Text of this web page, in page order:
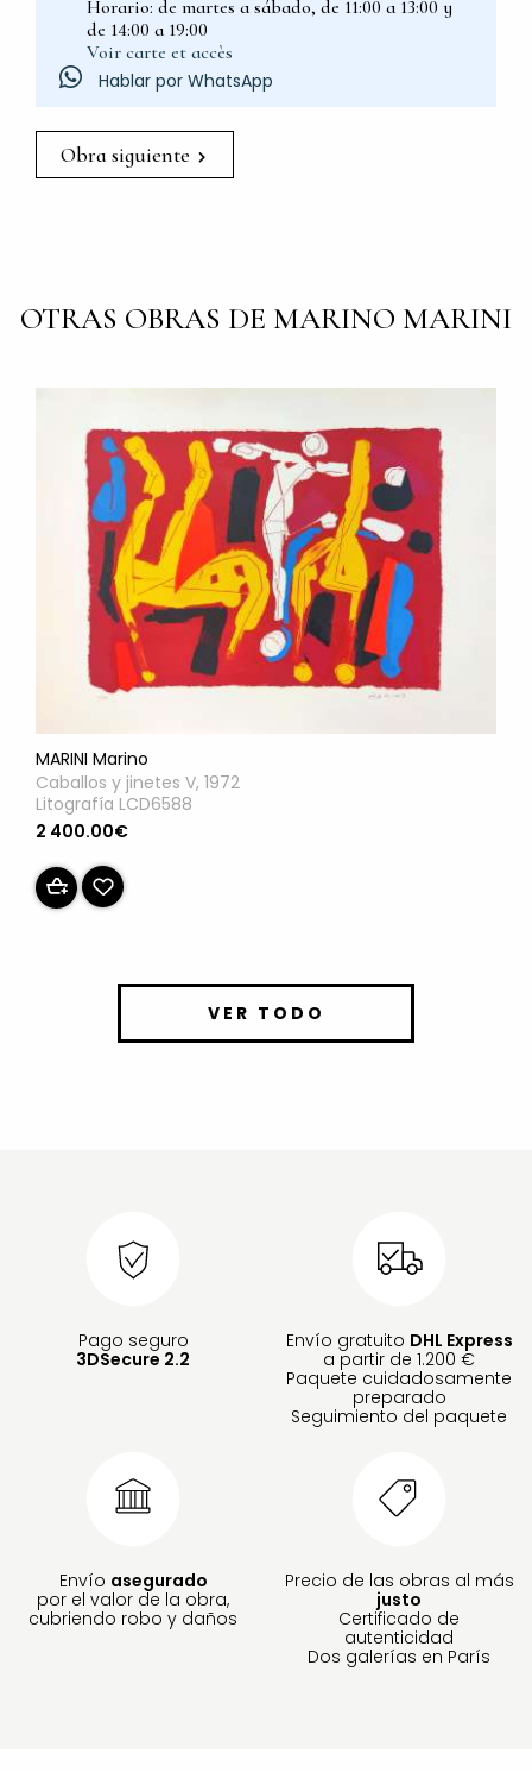
Horario: de martes a sábado, de 11:00 a 13:00 y
de 14:00 a 19:00
Voir carte et accès
Hablar por WhatsApp
Obra siguiente
OTRAS OBRAS DE MARINO MARINI
MARINI Marino
Caballos y jinetes V, 1972
Litografía LCD6588
2 400.00€
VER TODO
Pago seguro
3DSecure 2.2
Envío gratuito DHL Express
a partir de 1.200 €
Paquete cuidadosamente
preparado
Seguimiento del paquete
Envío asegurado
por el valor de la obra,
cubriendo robo y daños
Precio de las obras al más
justo
Certificado de
autenticidad
Dos galerías en París